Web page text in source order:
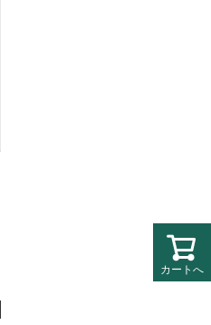
カートへ